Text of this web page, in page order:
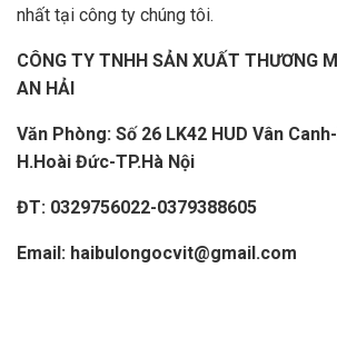
nhất tại công ty chúng tôi.
CÔNG TY TNHH SẢN XUẤT THƯƠNG
AN HẢI
Văn Phòng: Số 26 LK42 HUD Vân
H.Hoài Đức-TP.Hà Nội
ĐT: 0329756022-0379388605
Email: haibulongocvit@gmail.com